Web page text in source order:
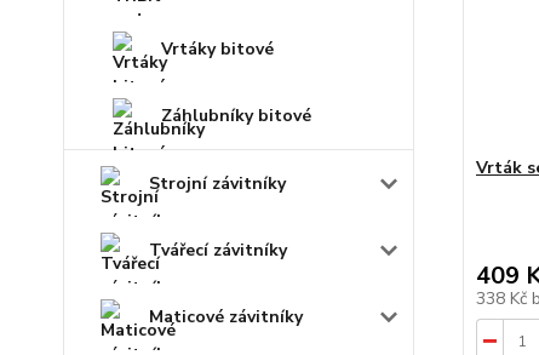
Vrtáky bitové
Záhlubníky bitové
Strojní závitníky
Tvářecí závitníky
Maticové závitníky
Vrták
409
338 Kč